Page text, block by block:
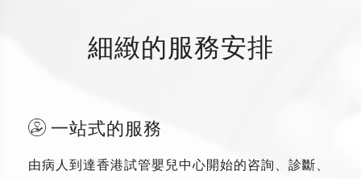
細緻的服務安排
一站式的服務
由病人到達香港試管嬰兒中心開始的咨詢、診斷、